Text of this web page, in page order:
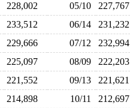
228,002 05/10
233,512 06/14
229,666 07/12
225,097 08/09
221,552 09/13
214,898 10/11